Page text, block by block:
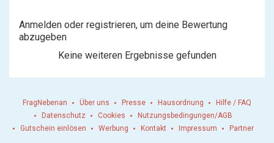
Anmelden oder registrieren, um deine Bewertung
abzugeben
Keine weiteren Ergebnisse gefunden
FragNebenan Über uns Presse Hausordnung
Hilfe / FAQ
Datenschutz
Cookies
Nutzungsbedingungen/AGB
Gutschein einlösen
Werbung Kontakt Impressum Partner